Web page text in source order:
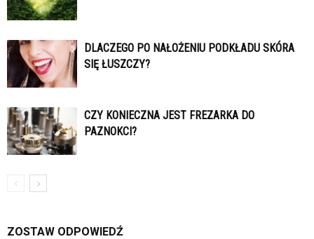
DLACZEGO PO NAŁOŻENIU PODKŁADU SKÓRA
SIĘ ŁUSZCZY?
CZY KONIECZNA JEST FREZARKA DO
PAZNOKCI?
ZOSTAW ODPOWIEDŹ